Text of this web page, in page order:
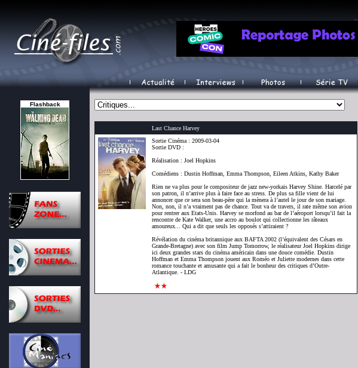
Flashback
Last Chance Harvey
Sortie Cinéma : 2009-03-04
Sortie DVD :
Réalisation : Joel Hopkins
Comédiens : Dustin Hoffman, Emma Thompson, Eileen Atkins, Kathy Baker
Rien ne va plus pour le compositeur de jazz new-yorkais Harvey Shine. Harcelé par
son patron, il n’arrive plus à faire face au stress. De plus sa fille vient de lui
annoncer que ce sera son beau-père qui la mènera à l’autel le jour de son mariage.
Non, non, il n’a vraiment pas de chance. Tout va de travers, il rate même son avion
pour rentrer aux Etats-Unis. Harvey se morfond au bar de l’aéroport lorsqu’il fait la
rencontre de Kate Walker, une accro au boulot qui collectionne les râteaux
amoureux... Qui a dit que seuls les opposés s’attiraient ?
Révélation du cinéma britannique aux BAFTA 2002 (l’équivalent des Césars en
Grande-Bretagne) avec son film Jump Tomorrow, le réalisateur Joel Hopkins dirige
ici deux grandes stars du cinéma américain dans une douce comédie. Dustin
Hoffman et Emma Thompson jouent aux Roméo et Juliette modernes dans cette
romance touchante et amusante qui a fait le bonheur des critiques d’Outre-
Atlantique. - LDG